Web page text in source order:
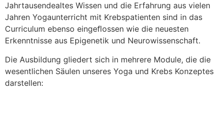
Jahrtausendealtes Wissen und die Erfahrung aus vielen
Jahren Yogaunterricht mit Krebspatienten sind in das
Curriculum ebenso eingeﬂossen wie die neuesten
Erkenntnisse aus Epigenetik und Neurowissenschaft.
Die Ausbildung gliedert sich in mehrere Module, die die
wesentlichen Säulen unseres Yoga und Krebs Konzeptes
darstellen: